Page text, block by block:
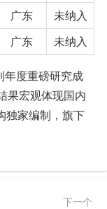
广东
未纳入
广东 未纳入
年度重磅研究成
果宏观体现国内
独家编制，旗下
下一个